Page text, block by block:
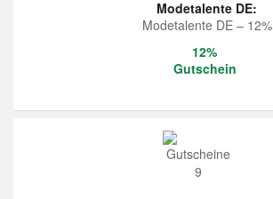
Modetalente DE:
Modetalente DE – 12%
12%
Gutschein